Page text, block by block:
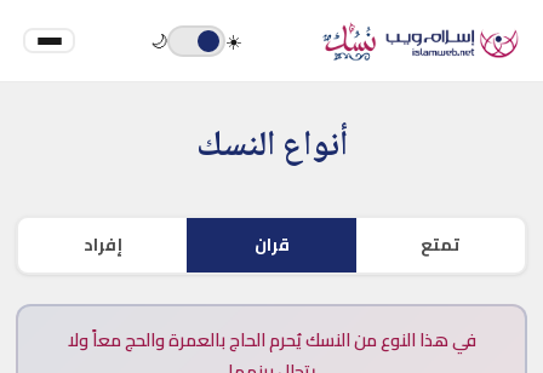
☀️
🌙
أنواع النسك
تمتع قران إفراد
في هذا النوع من النسك يُحرم الحاج بالعمرة والحج معاً ولا